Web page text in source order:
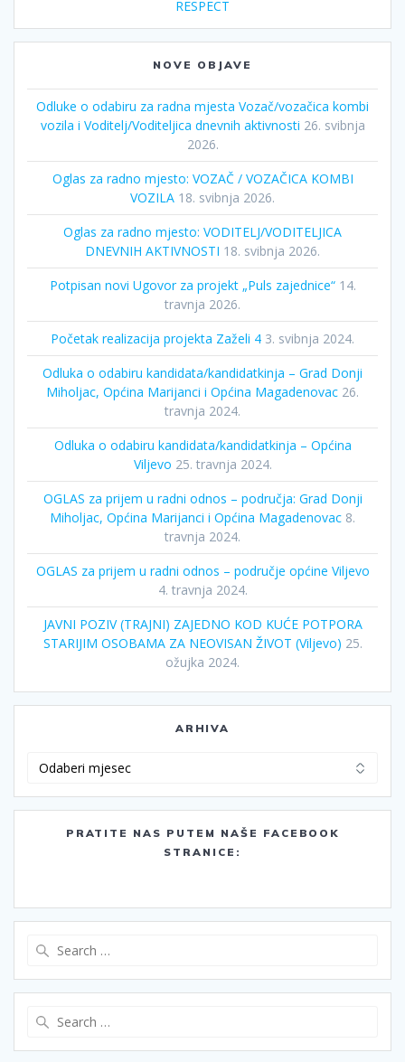
RESPECT
NOVE OBJAVE
Odluke o odabiru za radna mjesta Vozač/vozačica kombi
vozila i Voditelj/Voditeljica dnevnih aktivnosti 26. svibnja
2026.
Oglas za radno mjesto: VOZAČ / VOZAČICA KOMBI
VOZILA 18. svibnja 2026.
Oglas za radno mjesto: VODITELJ/VODITELJICA
DNEVNIH AKTIVNOSTI 18. svibnja 2026.
Potpisan novi Ugovor za projekt „Puls zajednice“ 14.
travnja 2026.
Početak realizacija projekta Zaželi 4 3. svibnja 2024.
Odluka o odabiru kandidata/kandidatkinja – Grad Donji
Miholjac, Općina Marijanci i Općina Magadenovac 26.
travnja 2024.
Odluka o odabiru kandidata/kandidatkinja – Općina
Viljevo 25. travnja 2024.
OGLAS za prijem u radni odnos – područja: Grad Donji
Miholjac, Općina Marijanci i Općina Magadenovac 8.
travnja 2024.
OGLAS za prijem u radni odnos – područje općine Viljevo
4. travnja 2024.
JAVNI POZIV (TRAJNI) ZAJEDNO KOD KUĆE POTPORA
STARIJIM OSOBAMA ZA NEOVISAN ŽIVOT (Viljevo) 25.
ožujka 2024.
ARHIVA
PRATITE NAS PUTEM NAŠE FACEBOOK
STRANICE: